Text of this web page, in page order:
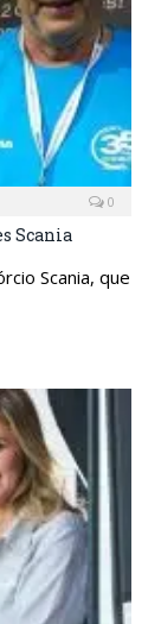
0
Scania
Scania, que